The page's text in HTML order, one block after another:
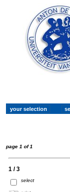
page 1 of 1
1 / 3
select